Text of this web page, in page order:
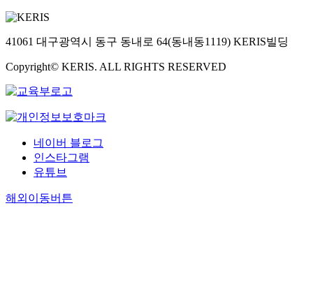
41061 대구광역시 동구 동내로 64(동내동1119) KERIS빌딩
Copyright© KERIS. ALL RIGHTS RESERVED
네이버 블로그
인스타그램
유튜브
해외이동버튼